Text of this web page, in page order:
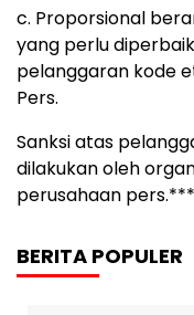
c. Proporsional
yang perlu
pelanggaran kode
Pers.
Sanksi atas
dilakukan oleh
perusahaan pers.***
BERITA POPULER